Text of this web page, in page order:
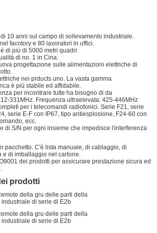
10 anni sul campo di sollevamento industriale.
facotory e 80 lavoratori in uffici.
di più di 5000 metri quadri.
di no. 1 in Cina.
progettazione sulle alimentazioni elettriche di
nei prducts uno. La vasta gamma
è più stabile ed affidabile.
per incontrare tutte ha bisogno di da
331MHz. Frequenza ultraelevata: 425-446MHz
per i telecomandi radiofonici. Serie F21, serie
serie E-F con IP67, tipo antiesplosione, F24-60 con
ecc.
di S/N per ogni insieme che impedisce l'interferenza
pacchetto. C'è lista manuale, di cablaggio, di
e di imballaggio nel cartone.
dei prodotti per assicurare prestazione sicura ed
prodotti